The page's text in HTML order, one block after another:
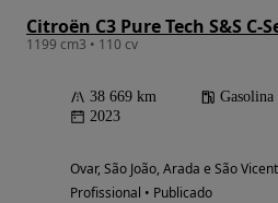
Citroën C3 Pure Tech S&S C-
1199 cm3 • 110 cv
38 669 km Gasolina
2023
Ovar, São João, Arada e São
Profissional • Publicado